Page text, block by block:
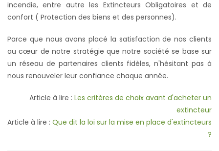
incendie, entre autre les Extincteurs Obligatoires et de
confort ( Protection des biens et des personnes).
Parce que nous avons placé la satisfaction de nos clients
au cœur de notre stratégie que notre société se base sur
un réseau de partenaires clients fidèles, n'hésitant pas à
nous renouveler leur confiance chaque année.
Article à lire : Les critères de choix avant d'acheter un
extincteur
Article à lire : Que dit la loi sur la mise en place d'extincteurs
?